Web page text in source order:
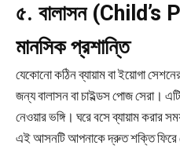
৫. বালাসন (Child’s
মানসিক প্রশান্তি
যেকোনো কঠিন ব্যায়াম বা ইয়োগা
জন্য বালাসন বা চাইল্ডস পোজ সেরা।
নেওয়ার ভঙ্গি। ঘরে বসে ব্যায়াম
এই আসনটি আপনাকে দ্রুত শক্তি ফিরে